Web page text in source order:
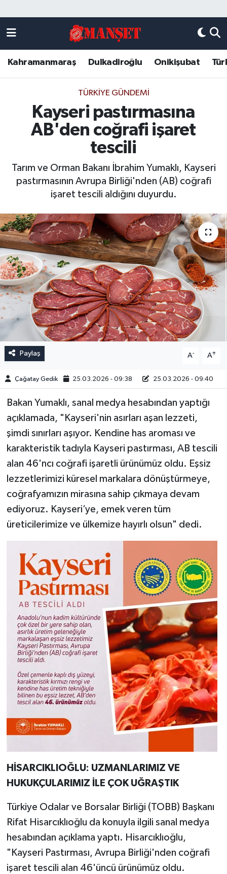
Kahramanmaraş Dulkadiroğlu Onikişubat
TÜRKIYE GÜNDEMI
Kayseri pastırmasına
AB'den coğrafi işaret
tescili
Tarım ve Orman Bakanı İbrahim Yumaklı, Kayseri
pastırmasının Avrupa Birliği'nden (AB) coğrafi
işaret tescili aldığını duyurdu.
Paylaş A- A+
Çağatay Gedik 25.03.2026 - 09:38 25.03.2026 - 09:40
Bakan Yumaklı, sanal medya hesabından yaptığı
açıklamada, "Kayseri'nin asırları aşan lezzeti,
şimdi sınırları aşıyor. Kendine has aroması ve
karakteristik tadıyla Kayseri pastırması, AB tescili
alan 46'ncı coğrafi işaretli ürünümüz oldu. Eşsiz
lezzetlerimizi küresel markalara dönüştürmeye,
coğrafyamızın mirasına sahip çıkmaya devam
ediyoruz. Kayseri’ye, emek veren tüm
üreticilerimize ve ülkemize hayırlı olsun" dedi.
HİSARCIKLIOĞLU: UZMANLARIMIZ VE
HUKUKÇULARIMIZ İLE ÇOK UĞRAŞTIK
Türkiye Odalar ve Borsalar Birliği (TOBB) Başkanı
Rifat Hisarcıklıoğlu da konuyla ilgili sanal medya
hesabından açıklama yaptı. Hisarcıklıoğlu,
"Kayseri Pastırması, Avrupa Birliği'nden coğrafi
işaret tescili alan 46'üncü ürünümüz oldu.
DULKADİROĞLU
KAHRAMANMARAŞ
ONİKİŞUBAT
Künye
Kahramanmaraş Nöbetçi Eczaneler
Kahramanmaraş Hava Durumu
Kahramanmaraş Trafik Yoğunluk Haritası
Süper Lig Puan Durumu ve Fikstür
Son Dakika Haberleri
Haber Arşivi